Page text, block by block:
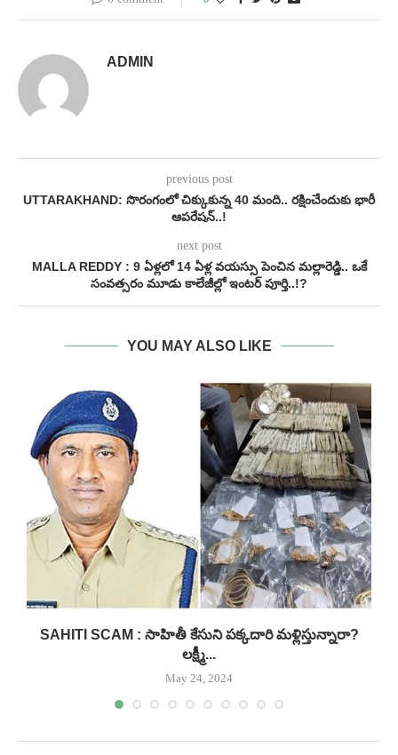
ADMIN
previous post
UTTARAKHAND: సొరంగంలో చిక్కుకున్న 40 మంది.. ర‌క్షించేందుకు భారీ
ఆప‌రేష‌న్‌..!
next post
MALLA REDDY : 9 ఏళ్లలో 14 ఏళ్ల వయస్సు పెంచిన మల్లారెడ్డి.. ఒకే
సంవత్సరం మూడు కాలేజీల్లో ఇంటర్ పూర్తి..!?
YOU MAY ALSO LIKE
SAHITI SCAM : సాహితీ కేసుని పక్కదారి మళ్లిస్తున్నారా?
లక్ష్మీ...
May 24, 2024